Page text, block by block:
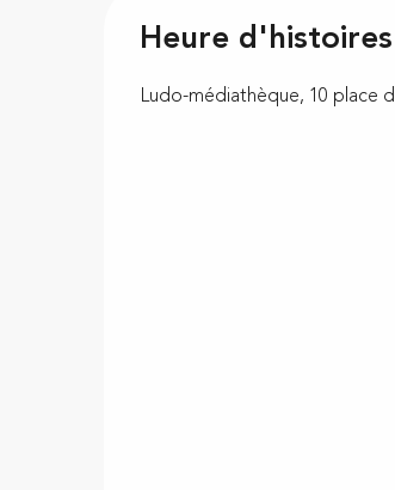
Heure d'histoires
Ludo-médiathèque, 10 place